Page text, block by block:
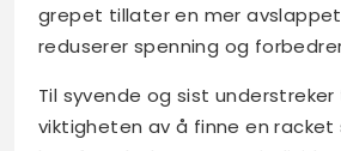
grepet tillater en mer
reduserer spenning og
Til syvende og sist
viktigheten av å finne en racket